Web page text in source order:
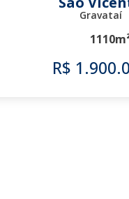
R$
Gravataí